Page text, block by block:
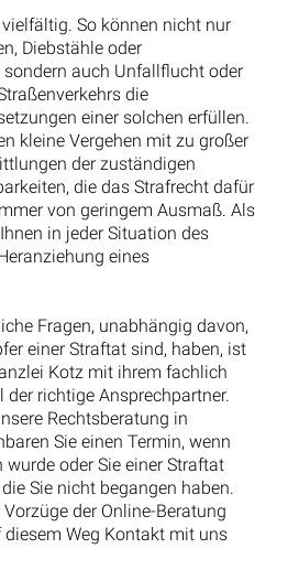
So können nicht nur
Diebstähle oder
sondern auch Unfallflucht oder
die
einer solchen erfüllen.
kleine Vergehen mit zu großer
der zuständigen
die das Strafrecht dafür
von geringem Ausmaß. Als
in jeder Situation des
eines
Fragen, unabhängig davon,
einer Straftat sind, haben, ist
Kotz mit ihrem fachlich
der richtige Ansprechpartner.
Rechtsberatung in
Sie einen Termin, wenn
wurde oder Sie einer Straftat
Sie nicht begangen haben.
der Online-Beratung
diesem Weg Kontakt mit uns